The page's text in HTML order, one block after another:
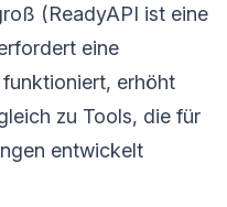
(ReadyAPI ist eine
eine
erhöht
zu Tools, die für
entwickelt